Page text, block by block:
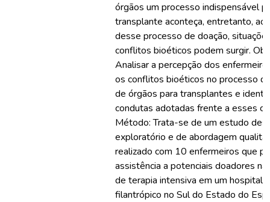
órgãos um processo indispensável
transplante aconteça, entretanto, ao
desse processo de doação,
conflitos bioéticos podem surgir.
Analisar a percepção dos
os conflitos bioéticos no processo
de órgãos para transplantes e
condutas adotadas frente a esses
Método: Trata-se de um estudo
exploratório e de abordagem
realizado com 10 enfermeiros que
assistência a potenciais doadores na
de terapia intensiva em um hospital
filantrópico no Sul do Estado do